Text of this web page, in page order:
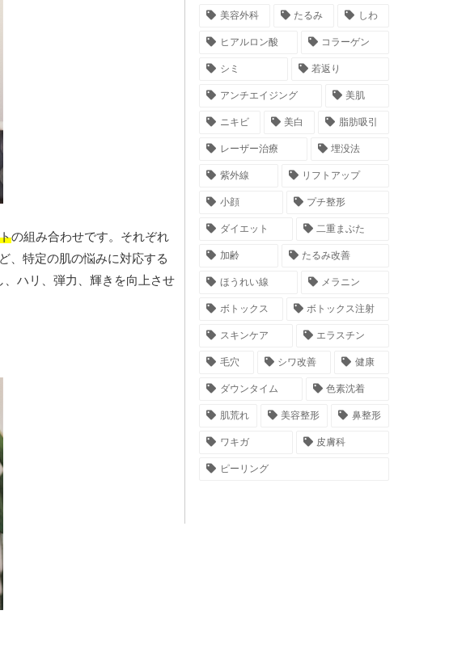
の組み合わせです。それぞれ
、特定の肌の悩みに対応する
ハリ、弾力、輝きを向上させ
美容外科 たるみ しわ
ヒアルロン酸 コラーゲン
シミ 若返り
アンチエイジング 美肌
ニキビ 美白 脂肪吸引
レーザー治療 埋没法
紫外線 リフトアップ
小顔 プチ整形
ダイエット 二重まぶた
加齢 たるみ改善
ほうれい線 メラニン
ボトックス ボトックス注射
スキンケア エラスチン
毛穴 シワ改善 健康
ダウンタイム 色素沈着
肌荒れ 美容整形 鼻整形
ワキガ 皮膚科
ピーリング